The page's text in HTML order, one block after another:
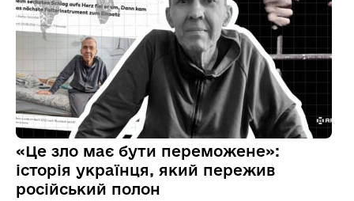
«Це зло має бути переможене»:
історія українця, який пережив
російський полон